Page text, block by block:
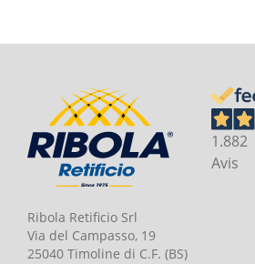
Ribola Retificio Srl
Via del Campasso, 19
25040 Timoline di C.F. (BS)
1.882
Avis